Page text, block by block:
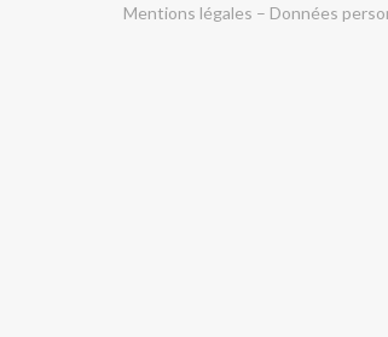
Mentions légales – Données